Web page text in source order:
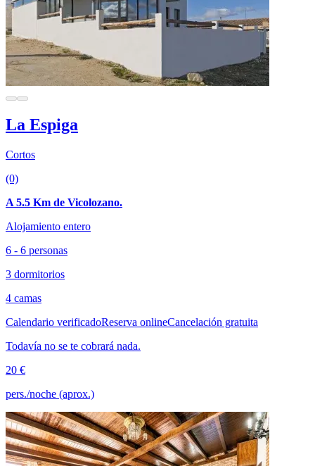
La Espiga
Cortos
(0)
A 5.5 Km de Vicolozano.
Alojamiento entero
6 - 6 personas
3 dormitorios
4 camas
Calendario verificadoReserva onlineCancelación gratuita
Todavía no se te cobrará nada.
20 €
pers./noche (aprox.)